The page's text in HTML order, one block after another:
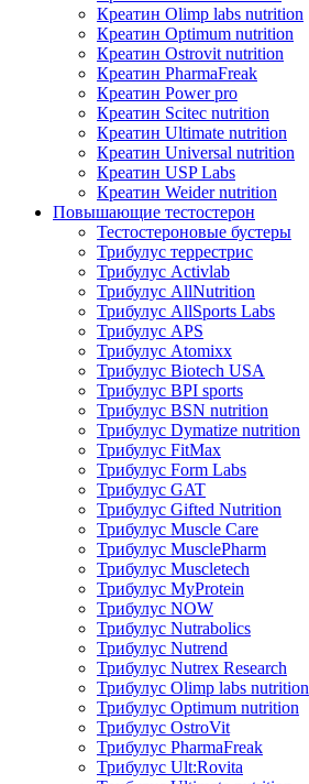
Креатин Olimp labs nutrition
Креатин Optimum nutrition
Креатин Ostrovit nutrition
Креатин PharmaFreak
Креатин Power pro
Креатин Scitec nutrition
Креатин Ultimate nutrition
Креатин Universal nutrition
Креатин USP Labs
Креатин Weider nutrition
Повышающие тестостерон
Тестостероновые бустеры
Трибулус террестрис
Трибулус Activlab
Трибулус AllNutrition
Трибулус AllSports Labs
Трибулус APS
Трибулус Atomixx
Трибулус Biotech USA
Трибулус BPI sports
Трибулус BSN nutrition
Трибулус Dymatize nutrition
Трибулус FitMax
Трибулус Form Labs
Трибулус GAT
Трибулус Gifted Nutrition
Трибулус Muscle Care
Трибулус MusclePharm
Трибулус Muscletech
Трибулус MyProtein
Трибулус NOW
Трибулус Nutrabolics
Трибулус Nutrend
Трибулус Nutrex Research
Трибулус Olimp labs nutrition
Трибулус Optimum nutrition
Трибулус OstroVit
Трибулус PharmaFreak
Трибулус Ult:Rovita